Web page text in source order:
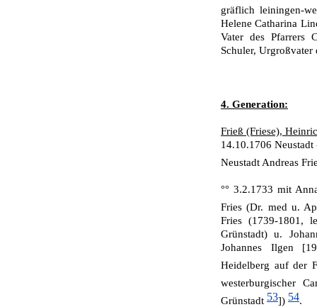
gräflich leiningen-
Helene Catharina
Vater des Pfarrers
Schuler,
4. Generation:
Frieß (Friese),
14.10.1706
Neustadt Andreas
°° 3.2.1733 mit
Fries (Dr. med u.
Fries (1739-1801,
Grünstadt) u.
Johannes Ilgen
Heidelberg auf der
westerburgischer
Grünstadt 53]) 54.